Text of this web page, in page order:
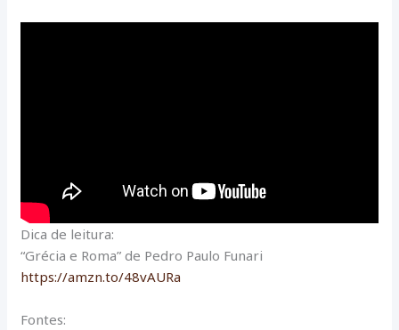
Dica de leitura:
“Grécia e Roma” de Pedro Paulo Funari
https://amzn.to/48vAURa
Fontes: